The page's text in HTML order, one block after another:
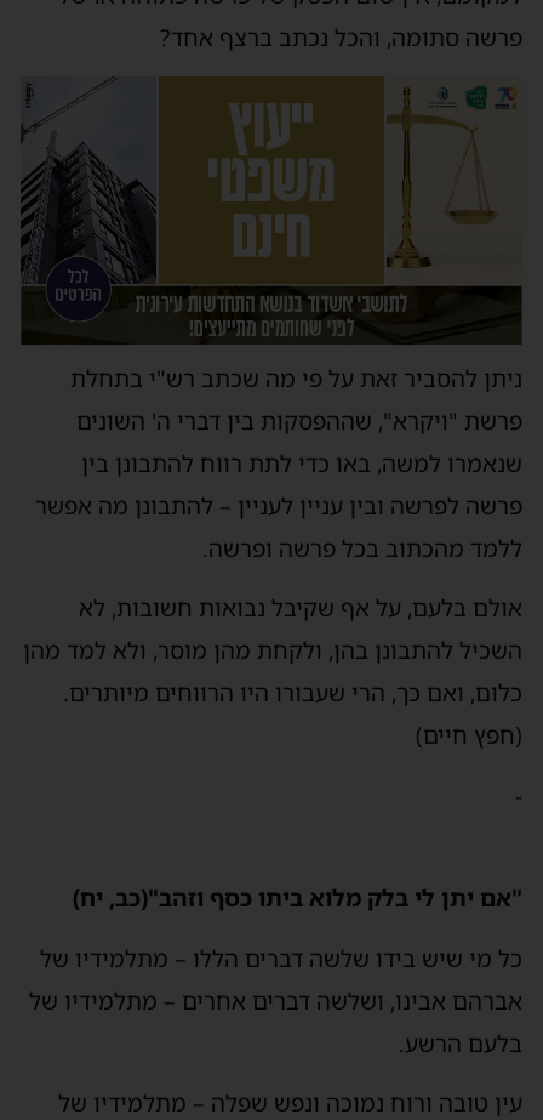
פרשה סתומה, והכל נכתב ברצף אחד?
ניתן להסביר זאת על פי מה שכתב רש"י בתחלת
פרשת "ויקרא", שההפסקות בין דברי ה' השונים
שנאמרו למשה, באו כדי לתת רווח להתבונן בין
פרשה לפרשה ובין עניין לעניין – להתבונן מה אפשר
ללמד מהכתוב בכל פרשה ופרשה.
אולם בלעם, על אף שקיבל נבואות חשובות, לא
השכיל להתבונן בהן, ולקחת מהן מוסר, ולא למד מהן
כלום, ואם כך, הרי שעבורו היו הרווחים מיותרים.
(חפץ חיים)
-
"אם יתן לי בלק מלוא ביתו כסף וזהב"(כב, יח)
כל מי שיש בידו שלשה דברים הללו – מתלמידיו של
אברהם אבינו, ושלשה דברים אחרים – מתלמידיו של
בלעם הרשע.
עין טובה ורוח נמוכה ונפש שפלה – מתלמידיו של